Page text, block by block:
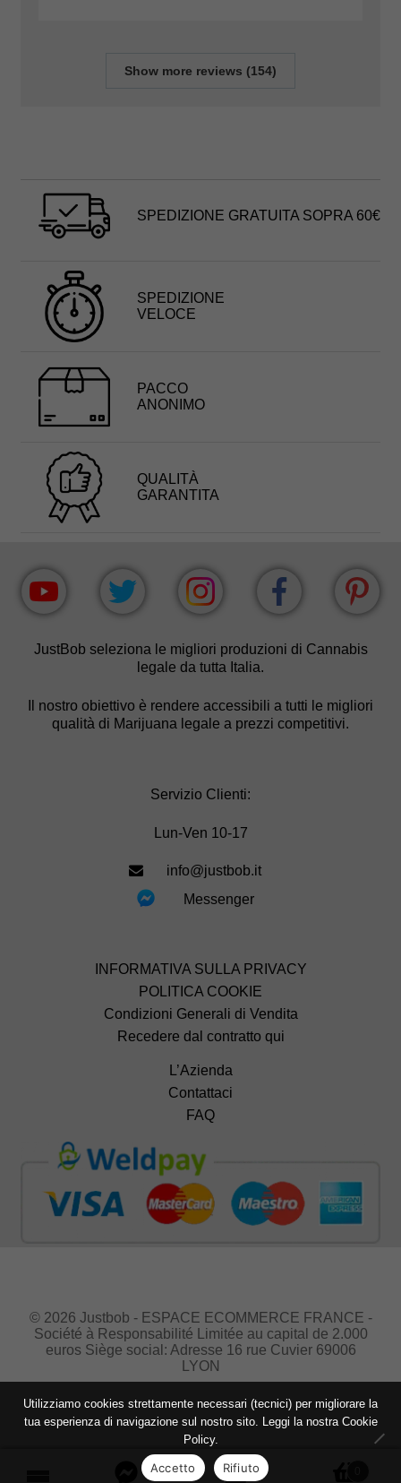
Show more reviews (154)
SPEDIZIONE GRATUITA SOPRA 60€
SPEDIZIONE
VELOCE
PACCO
ANONIMO
QUALITÀ
GARANTITA
JustBob seleziona le migliori produzioni di Cannabis
legale da tutta Italia.
Il nostro obiettivo è rendere accessibili a tutti le migliori
qualità di Marijuana legale a prezzi competitivi.
Servizio Clienti:
Lun-Ven 10-17
info@justbob.it
Messenger
INFORMATIVA SULLA PRIVACY
POLITICA COOKIE
Condizioni Generali di Vendita
Recedere dal contratto qui
L’Azienda
Contattaci
FAQ
© 2026 Justbob - ESPACE ECOMMERCE FRANCE -
Société à Responsabilité Limitée au capital de 2.000
euros Siège social: Adresse 16 rue Cuvier 69006
LYON
Utilizziamo cookies strettamente necessari (tecnici) per migliorare la
tua esperienza di navigazione sul nostro sito. Leggi la nostra Cookie
Policy.
Accetto Rifiuto